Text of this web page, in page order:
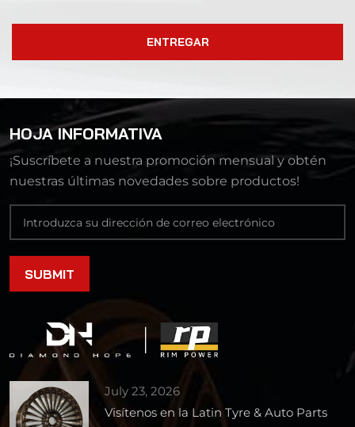
ENTREGAR
HOJA INFORMATIVA
¡Suscríbete a nuestra promoción mensual y obtén
nuestras últimas novedades sobre productos!
July 23, 2026
Visítenos en la Latin Tyre & Auto Parts